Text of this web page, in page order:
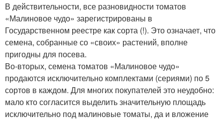
В действительности, все разновидности томатов
«Малиновое чудо» зарегистрированы в
Государственном реестре как сорта (!). Это означает, что
семена, собранные со «своих» растений, вполне
пригодны для посева.
Во-вторых, семена томатов «Малиновое чудо»
продаются исключительно комплектами (сериями) по 5
сортов в каждом. Для многих покупателей это неудобно:
мало кто согласится выделить значительную площадь
исключительно под малиновые томаты, да и вложение